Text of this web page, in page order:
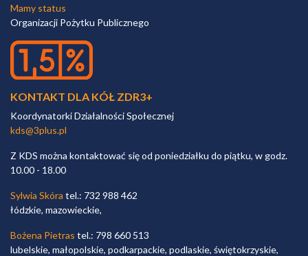
Mamy status
Organizacji Pożytku Publicznego
KONTAKT DLA KÓŁ ZDR3+
Koordynatorki Działalności Społecznej
kds@3plus.pl
Z KDS można kontaktować się od poniedziałku do piątku, w godz.
10.00 - 18.00
Sylwia Skóra tel.: 732 988 462
łódzkie, mazowieckie,
Bożena Pietras tel.: 798 660 513
lubelskie, małopolskie, podkarpackie, podlaskie, świętokrzyskie,